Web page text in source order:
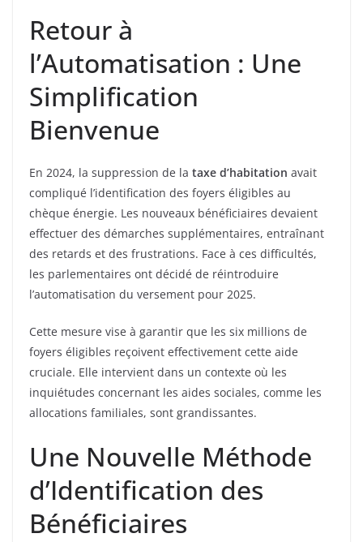
Retour à
l’Automatisation : Une
Simplification
Bienvenue
En 2024, la suppression de la taxe d’habitation avait
compliqué l’identification des foyers éligibles au
chèque énergie. Les nouveaux bénéficiaires devaient
effectuer des démarches supplémentaires, entraînant
des retards et des frustrations. Face à ces difficultés,
les parlementaires ont décidé de réintroduire
l’automatisation du versement pour 2025.
Cette mesure vise à garantir que les six millions de
foyers éligibles reçoivent effectivement cette aide
cruciale. Elle intervient dans un contexte où les
inquiétudes concernant les aides sociales, comme les
allocations familiales, sont grandissantes.
Une Nouvelle Méthode
d’Identification des
Bénéficiaires